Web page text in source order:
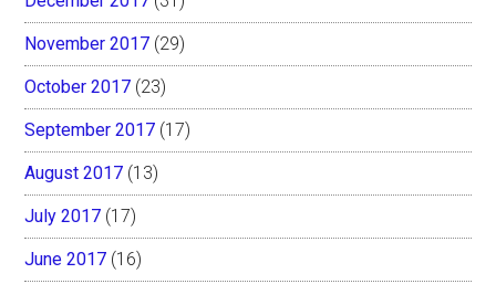
November 2017 (29)
October 2017 (23)
September 2017 (17)
August 2017 (13)
July 2017 (17)
June 2017 (16)